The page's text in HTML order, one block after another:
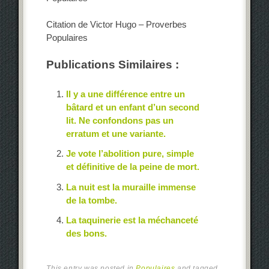
Citation de Victor Hugo – Proverbes
Populaires
Publications Similaires :
Il y a une différence entre un
bâtard et un enfant d’un second
lit. Ne confondons pas un
erratum et une variante.
Je vote l’abolition pure, simple
et définitive de la peine de mort.
La nuit est la muraille immense
de la tombe.
La taquinerie est la méchanceté
des bons.